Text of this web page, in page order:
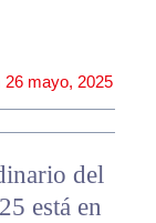
26 mayo, 2025
del
está en